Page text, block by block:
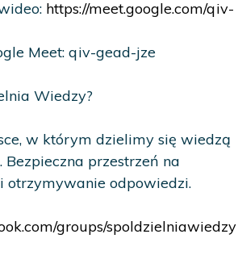
https://meet.google.com/qiv-
Meet: qiv-gead-jze
Wiedzy?
w którym dzielimy się wiedzą
przestrzeń na
otrzymywanie odpowiedzi.
groups/spoldzielniawiedzy